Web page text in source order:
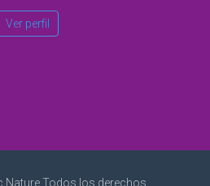
Ver perfil
Nature Todos los derechos